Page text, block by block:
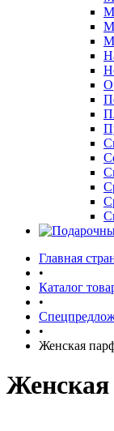
Главная
•
Каталог
•
•
Женская